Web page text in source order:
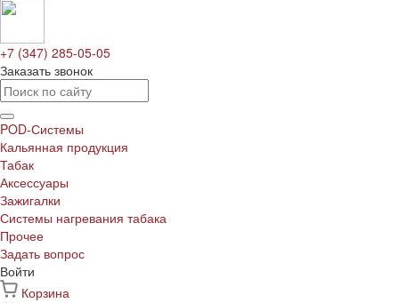
+7 (347) 285-05-05
Заказать звонок
POD-Системы
Кальянная продукция
Табак
Аксессуары
Зажигалки
Системы нагревания табака
Прочее
Задать вопрос
Войти
Корзина